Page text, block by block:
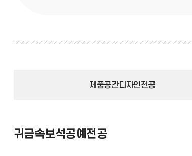
제품공간디자인전공
귀금속보석공예전공